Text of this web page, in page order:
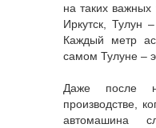
на таких важных
Иркутск, Тулун
Каждый метр
самом Тулуне –
Даже после
производстве,
автомашина